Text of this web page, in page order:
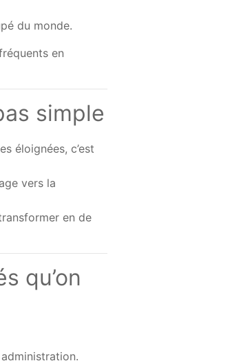
du monde.
en
simple
éloignées, c’est
vers la
en de
qu’on